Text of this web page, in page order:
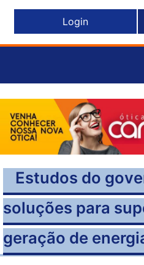
Login
Estudos do
soluções para
geração de